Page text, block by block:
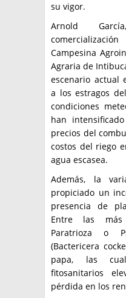
su vigor.
Arnold
Campesina
Agraria de
escenario actual
a los estragos
condiciones
han
precios del
costos del riego
agua escasea.
Además, la
propiciado un
presencia de
Entre las
Paratrioza o
(Bactericera
papa, las
fitosanitarios
pérdida en los